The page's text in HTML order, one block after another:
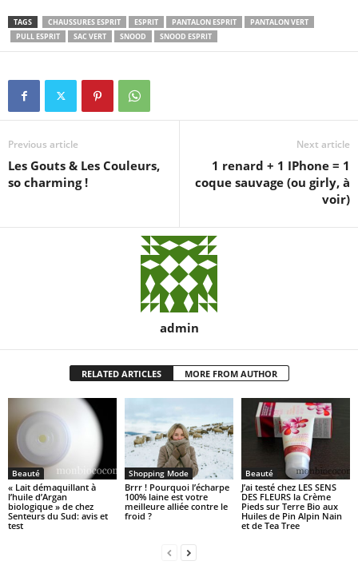
TAGS CHAUSSURES ESPRIT ESPRIT PANTALON ESPRIT
PANTALON VERT
PULL ESPRIT
SAC VERT SNOOD SNOOD ESPRIT
Previous article
Les Gouts & Les Couleurs,
so charming !
Next article
1 renard + 1 IPhone = 1
coque sauvage (ou girly, à
voir)
admin
RELATED ARTICLES MORE FROM AUTHOR
Beauté
« Lait démaquillant à
l’huile d’Argan
biologique » de chez
Senteurs du Sud: avis et
test
Shopping Mode
Brrr ! Pourquoi l’écharpe
100% laine est votre
meilleure alliée contre le
froid ?
Beauté
J’ai testé chez LES SENS
DES FLEURS la Crème
Pieds sur Terre Bio aux
Huiles de Pin Alpin Nain
et de Tea Tree